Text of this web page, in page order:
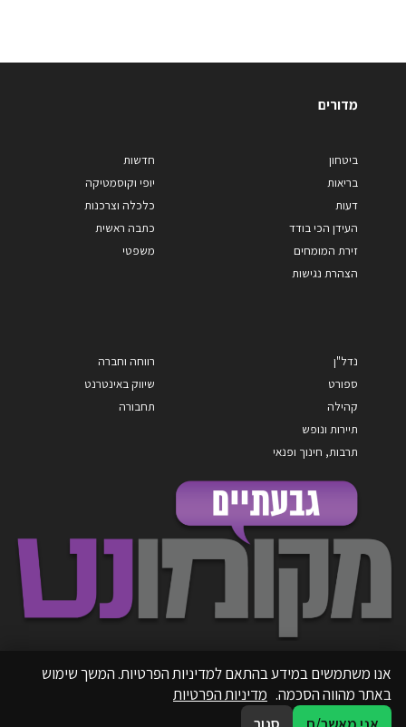
מדורים
ביטחון
בריאות
דעות
העידן הכי בודד
זירת המומחים
הצהרת נגישות
חדשות
יופי וקוסמטיקה
כלכלה וצרכנות
כתבה ראשית
משפטי
נדל"ן
ספורט
קהילה
תיירות ונופש
תרבות, חינוך ופנאי
רווחה וחברה
שיווק באינטרנט
תחבורה
אנו משתמשים במידע בהתאם למדיניות הפרטיות. המשך שימוש
באתר מהווה הסכמה. מדיניות הפרטיות